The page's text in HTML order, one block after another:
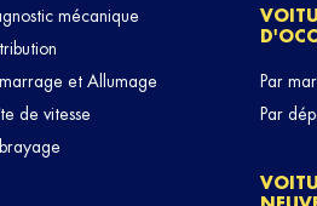
mécanique
et Allumage
de vitesse
Par
Par